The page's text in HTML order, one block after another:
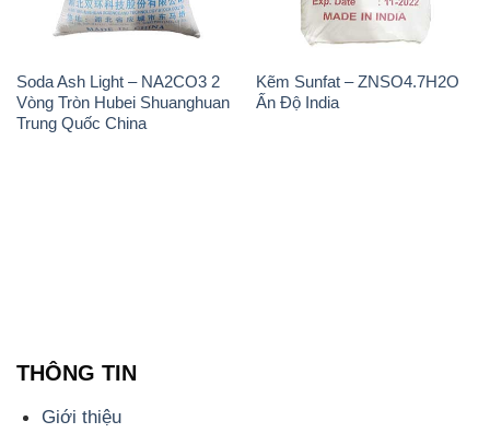
Chính sách và quy định chung
Tin tức